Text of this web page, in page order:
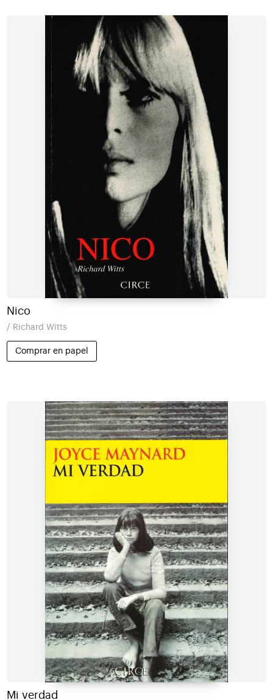
Nico
/ Richard Witts
Comprar en papel
Mi verdad